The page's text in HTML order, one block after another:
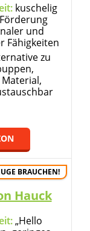
kuschelig
und
Fähigkeiten
zu
BRAUCHEN!
Hauck
„Hello